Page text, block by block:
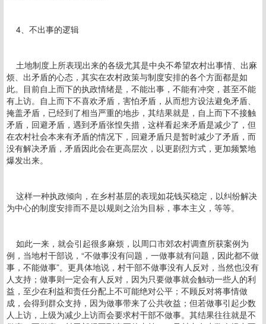
4、不出事的逻辑
土地制度上所表现出来的各级尤其是中央不希望农村出事情、出麻
烦、出矛盾的心态，其实在农村政策与制度安排的各个方面都是如
此。目前自上而下的执政情绪是，不能出事，不能有冲突，甚至不能
有上访。自上而下不喜欢矛盾，害怕矛盾，从而想方设法避免矛盾、
掩盖矛盾，已经到了相当严重的地步，其结果就是，自上而下不接触
矛盾，回避矛盾，遇到矛盾张惶失措，这样看起来矛盾是减少了，但
在农村社会本来有矛盾的情况下，回避矛盾只是暂时减少了矛盾，而
没有解决矛盾，矛盾因此会在更高层次，以更剧烈方式，更加频繁地
爆发出来。
这样一种执政倾向，在乡村基层的表现如花钱买稳定，以纠纷解决
为中心的制度安排而不是以规则之治为目标，事本主义，等等。
如此一来，就会引起很多麻烦，以周口市郊农村调查所获案例为
例，当地村干部说，“不做事没有问题，一做事就有问题，因此都不做
事，不能做事”。更具体地说，村干部不做事没有人反对，当然也没有
人支持；做事则一定会有人反对，因为只要做事就会触动一些人的利
益，至少在利益和责任分配上不可能绝对公平；不顾反对将事情做
成，会得到群众支持，因为做事带来了公共收益；但若做事引起少数
人上访，上级为减少上访而会要求村干部不做事。其结果往往就是不